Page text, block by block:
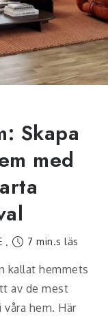
Skapa
med
7 min.s läs
kallat hemmets
av de mest
hem. Här